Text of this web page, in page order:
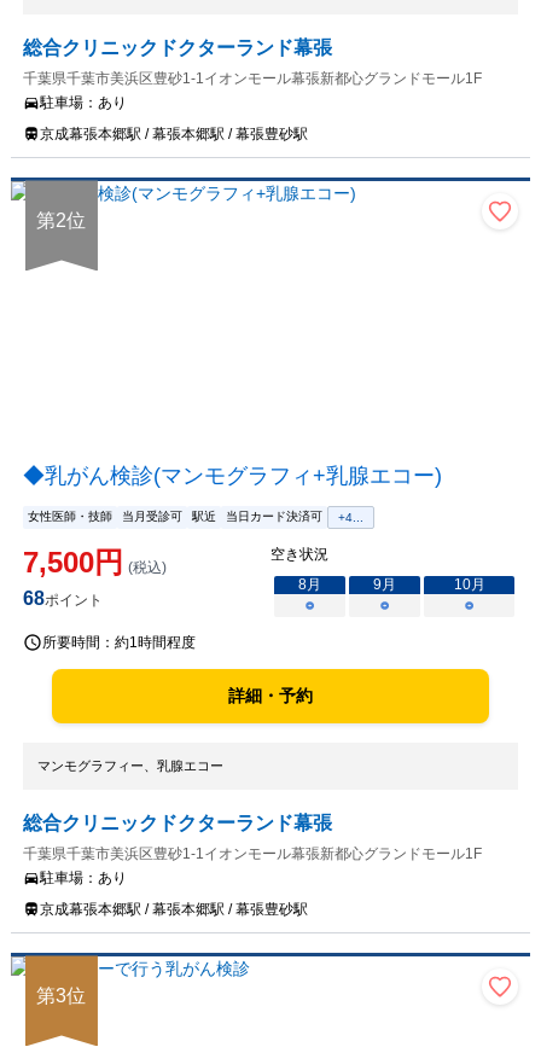
総合クリニックドクターランド幕張
千葉県千葉市美浜区豊砂1-1イオンモール幕張新都心グランドモール1F
駐車場： あり
京成幕張本郷駅 / 幕張本郷駅 / 幕張豊砂駅
第2位
◆乳がん検診(マンモグラフィ+乳腺エコー)
女性医師・技師 当月受診可 駅近 当日カード決済可 +4...
7,500円 (税込)
68ポイント
空き状況
8月 9月 10月
○
○ ○
所要時間： 約1時間程度
詳細・予約
マンモグラフィー、乳腺エコー
総合クリニックドクターランド幕張
千葉県千葉市美浜区豊砂1-1イオンモール幕張新都心グランドモール1F
駐車場： あり
京成幕張本郷駅 / 幕張本郷駅 / 幕張豊砂駅
第3位